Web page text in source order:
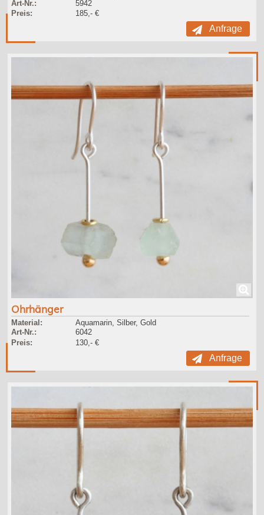
Art-Nr.:
5942
Preis:
185,- €
Anfrage
Ohrhänger
Material:
Aquamarin, Silber, Gold
Art-Nr.:
6042
Preis:
130,- €
Anfrage